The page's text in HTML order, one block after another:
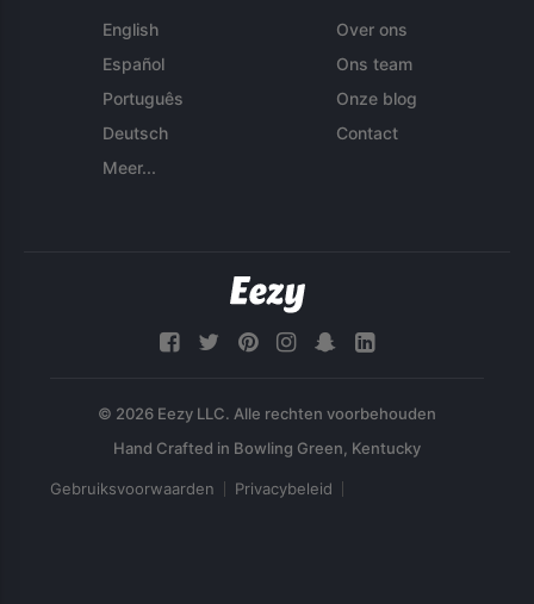
English
Español
Português
Deutsch
Meer...
Over ons
Ons team
Onze blog
Contact
© 2026 Eezy LLC. Alle rechten voorbehouden
Gebruiksvoorwaarden Privacybeleid